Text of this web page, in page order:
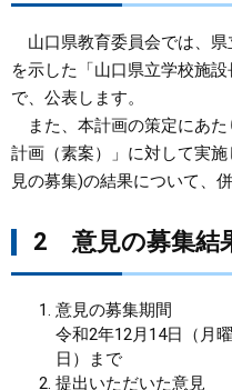
県政情報
山口県教育委員会では、県
を示した「山口県立学校施
で、公表します。
また、本計画の策定にあた
計画（素案）」に対して実
見の募集)の結果について、
2 意見の募集結
意見の募集期間
令和2年12月14日（月
日）まで
提出いただいた意見